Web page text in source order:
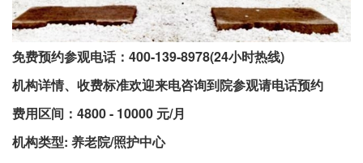
免费预约参观电话：400-139-8978(24小时热线)
机构详情、收费标准欢迎来电咨询到院参观请电话预约
费用区间：4800 - 10000 元/月
机构类型: 养老院/照护中心